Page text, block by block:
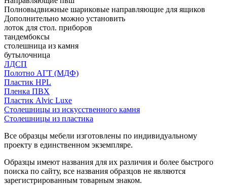
Полновыдвижные шариковые направляющие для ящиков
Дополнительно можно установить
лоток для стол. приборов
тандембоксы
столешница из камня
бутылочница
ЛДСП
Полотно АГТ (МДФ)
Пластик HPL
Пленка ПВХ
Пластик Alvic Luxe
Столешницы из искусственного камня
Столешницы из пластика
Все образцы мебели изготовлены по индивидуальному
проекту в единственном экземпляре.
Образцы имеют названия для их различия и более быстрого
поиска по сайту, все названия образцов не являются
зарегистрированным товарным знаком.